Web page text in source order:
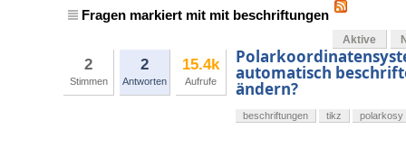
Fragen markiert mit mit beschriftungen
Aktive
2
Stimmen
2
Antworten
15.4k
Aufrufe automatisch
ändern?
beschriftungen tikz polarkosy